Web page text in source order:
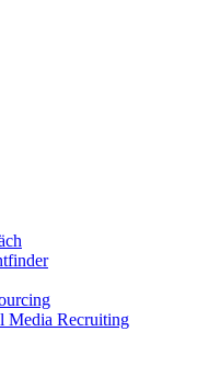
Media Recruiting